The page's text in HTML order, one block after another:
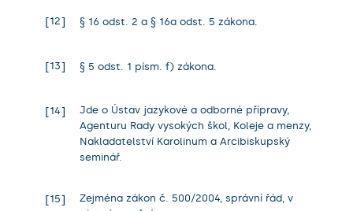
12 § 16 odst. 2 a § 16a odst. 5 zákona.
13 § 5 odst. 1 písm. f) zákona.
14
Jde o Ústav jazykové a odborné přípravy,
Agenturu Rady vysokých škol, Koleje a menzy,
Nakladatelství Karolinum a Arcibiskupský
seminář.
15
Zejména zákon č. 500/2004, správní řád, v